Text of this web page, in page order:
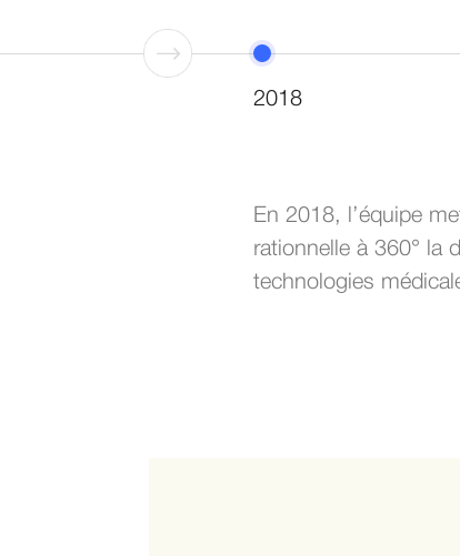
.
2018
En 2018, l’équipe
rationnelle à 360° la
technologies